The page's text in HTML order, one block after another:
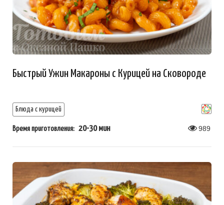
Быстрый Ужин Макароны с Курицей на Сковороде
Блюда с курицей
Время приготовления: 20-30 мин 989